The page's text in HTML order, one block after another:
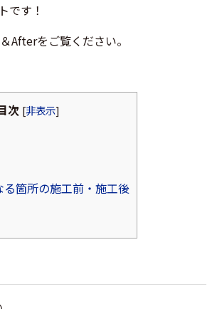
です！
Afterをご覧ください。
次 [非表示]
箇所の施工前・施工後